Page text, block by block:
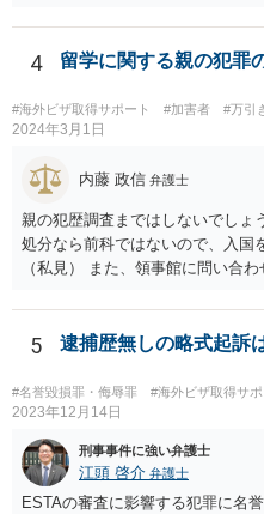
4 留学に関する親の犯罪
#海外ビザ取得サポート #加害者 #万引
2024年3月1日
内藤 政信 弁護士
親の犯歴調査まではしないでしょ
処分なら前科ではないので、入国
（私見） また、領事館に問い合
5 逮捕歴無しの略式起訴
#名誉毀損罪・侮辱罪 #海外ビザ取得サポ
2023年12月14日
刑事事件に強い弁護士
江頭 啓介 弁護士
ESTAの審査に影響する犯罪に名